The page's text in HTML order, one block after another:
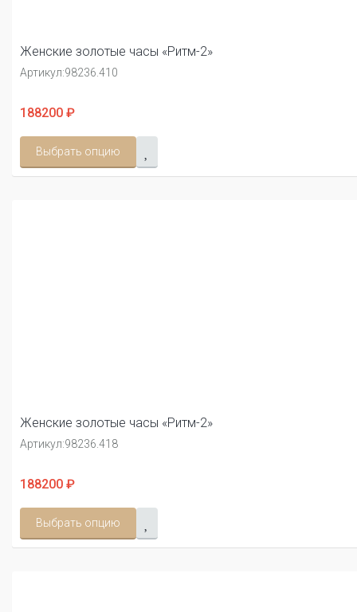
Женские золотые часы «Ритм-2»
Артикул:98236.410
188200 ₽
Выбрать опцию
Женские золотые часы «Ритм-2»
Артикул:98236.418
188200 ₽
Выбрать опцию